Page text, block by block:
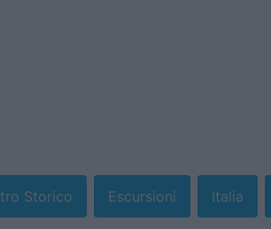
Storico Escursioni Italia